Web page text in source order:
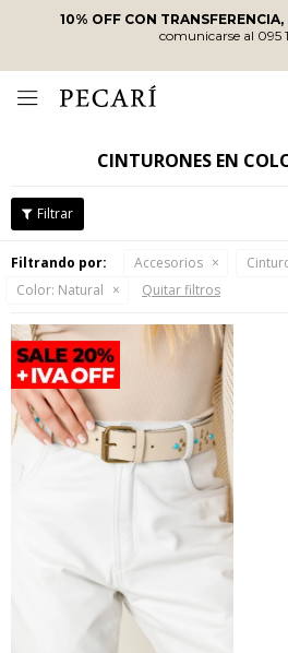
10% OFF CON
comunicarse al 095

CINTURONES EN
Filtrando por: Accesorios
Color: Natural Quitar filtros